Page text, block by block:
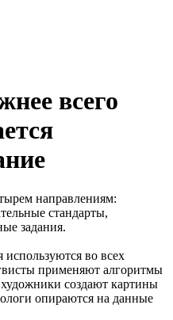
всего
направлениям:
стандарты,
задания.
во всех
применяют алгоритмы
художники создают картины
опираются на данные